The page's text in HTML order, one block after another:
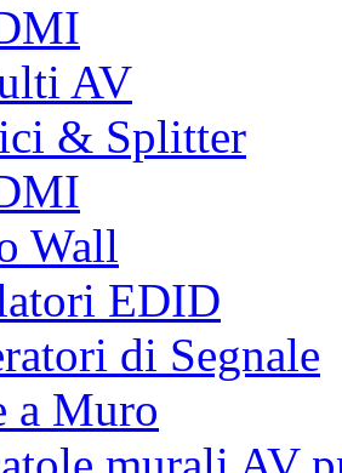
AV
& Splitter
Wall
EDID
di Segnale
a Muro